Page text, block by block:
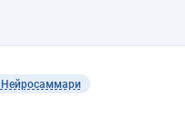
Нейросаммари